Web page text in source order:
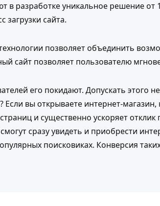
в разработке уникальное решение
загрузки сайта.
позволяет объединить
сайт позволяет пользователю
его покидают. Допускать этого
вы открываете интернет-
и существенно ускоряет
сразу увидеть и приобрести
поисковиках. Конверсия